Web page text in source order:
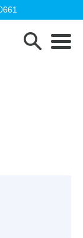
municipalités